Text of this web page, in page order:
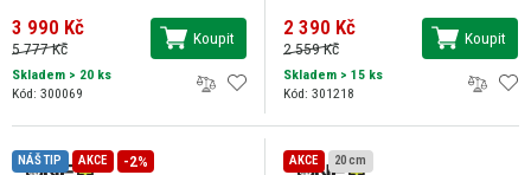
3 990 Kč
5 777 Kč
Koupit
Skladem > 20 ks
Kód: 300069
2 390 Kč
2 559 Kč
Koupit
Skladem > 15 ks
Kód: 301218
NÁŠ TIP AKCE -2% AKCE 20 cm